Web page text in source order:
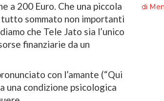
a 200 Euro. Che una piccola
tutto sommato non importanti
che Tele Jato sia l’unico
finanziarie da un
con l’amante (“Qui
una condizione psicologica